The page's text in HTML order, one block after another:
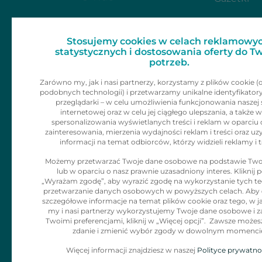
Stosujemy cookies w celach
statystycznych i dostosowania oferty do
potrzeb.
Zarówno my, jak i nasi partnerzy, korzystamy z plików cookie
podobnych technologii) i przetwarzamy unikalne
przeglądarki – w celu umożliwienia funkcjonowania naszej
internetowej oraz w celu jej ciągłego ulepszania, a także
spersonalizowania wyświetlanych treści i reklam w oparciu
zainteresowania, mierzenia wydajności reklam i treści oraz
informacji na temat odbiorców, którzy widzieli reklamy i
Możemy przetwarzać Twoje dane osobowe na podstawie
lub w oparciu o nasz prawnie uzasadniony interes. Kliknij
„Wyrażam zgodę”, aby wyrazić zgodę na wykorzystanie tych
przetwarzanie danych osobowych w powyższych celach.
szczegółowe informacje na temat plików cookie oraz tego, w
my i nasi partnerzy wykorzystujemy Twoje dane osobowe i
Twoimi preferencjami, kliknij w „Więcej opcji”. Zawsze
zdanie i zmienić wybór zgody w dowolnym
Więcej informacji znajdziesz w naszej Polityce
Kariera
Kontakt
Informacje dla
klienta
Polityka Cookies
Klauzula
Informacyjna dla
adresatów
korespodencji
Zgłaszanie